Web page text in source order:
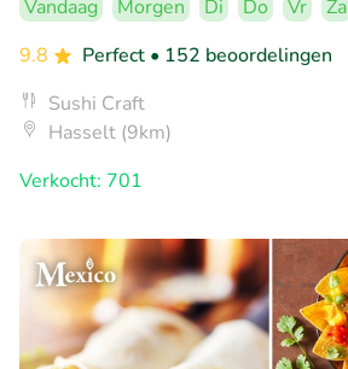
Vandaag Morgen Di Do Vr
Za
9.8
Perfect • 152 beoordelingen
Sushi Craft
Hasselt (9km)
Verkocht: 701